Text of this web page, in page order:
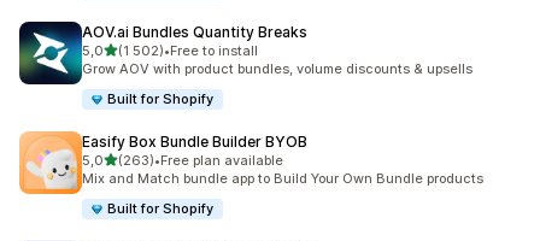
AOV.ai Bundles Quantity Breaks
5,0z 5 hvězd
(1 502)
Celkový počet recenzí: 1502
•Free to install
Grow AOV with product bundles, volume discounts & upsells
Built for Shopify
Easify Box Bundle Builder BYOB
5,0z 5 hvězd
(263)
Celkový počet recenzí: 263
•Free plan available
Mix and Match bundle app to Build Your Own Bundle products
Built for Shopify